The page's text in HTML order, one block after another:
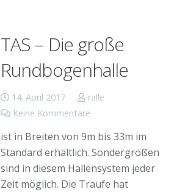
TAS – Die große
Rundbogenhalle
14. April 2017
ralle
Keine Kommentare
ist in Breiten von 9m bis 33m im
Standard erhältlich. Sondergrößen
sind in diesem Hallensystem jeder
Zeit möglich. Die Traufe hat